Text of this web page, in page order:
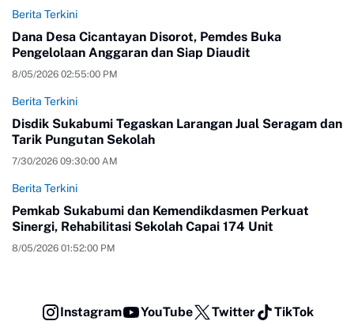
Berita Terkini
Dana Desa Cicantayan Disorot, Pemdes Buka
Pengelolaan Anggaran dan Siap Diaudit
8/05/2026 02:55:00 PM
Berita Terkini
Disdik Sukabumi Tegaskan Larangan Jual Seragam dan
Tarik Pungutan Sekolah
7/30/2026 09:30:00 AM
Berita Terkini
Pemkab Sukabumi dan Kemendikdasmen Perkuat
Sinergi, Rehabilitasi Sekolah Capai 174 Unit
8/05/2026 01:52:00 PM
Instagram YouTube Twitter
TikTok